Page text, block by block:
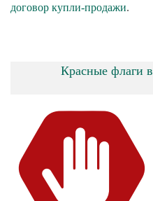
договор купли-продажи.
Красные флаги